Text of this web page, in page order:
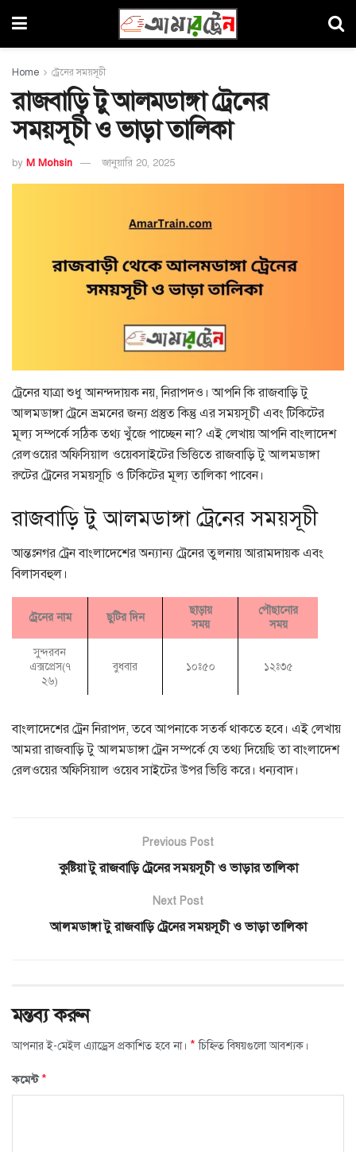
Home ট্রেনের সময়সূচী
রাজবাড়ি টু আলমডাঙ্গা ট্রেনের
সময়সূচী ও ভাড়া তালিকা
by M Mohsin জানুয়ারি 20, 2025
ট্রেনের যাত্রা শুধু আনন্দদায়ক নয়, নিরাপদও। আপনি কি রাজবাড়ি টু
আলমডাঙ্গা ট্রেনে ভ্রমনের জন্য প্রস্তুত কিন্তু এর সময়সূচী এবং টিকিটের
মূল্য সম্পর্কে সঠিক তথ্য খুঁজে পাচ্ছেন না? এই লেখায় আপনি বাংলাদেশ
রেলওয়ের অফিসিয়াল ওয়েবসাইটের ভিত্তিতে রাজবাড়ি টু আলমডাঙ্গা
রুটের ট্রেনের সময়সূচি ও টিকিটের মূল্য তালিকা পাবেন।
রাজবাড়ি টু আলমডাঙ্গা ট্রেনের সময়সূচী
আন্তঃনগর ট্রেন বাংলাদেশের অন্যান্য ট্রেনের তুলনায় আরামদায়ক এবং
বিলাসবহুল।
ট্রেনের নাম ছুটির দিন
ছাড়ায়
সময়
পৌছানোর
সময়
সুন্দরবন
এক্সপ্রেস(৭
২৬)
বুধবার ১০ঃ৫০ ১২ঃ৩৫
বাংলাদেশের ট্রেন নিরাপদ, তবে আপনাকে সতর্ক থাকতে হবে। এই লেখায়
আমরা রাজবাড়ি টু আলমডাঙ্গা ট্রেন সম্পর্কে যে তথ্য দিয়েছি তা বাংলাদেশ
রেলওয়ের অফিসিয়াল ওয়েব সাইটের উপর ভিত্তি করে। ধন্যবাদ।
Previous Post
কুষ্টিয়া টু রাজবাড়ি ট্রেনের সময়সূচী ও ভাড়ার তালিকা
Next Post
আলমডাঙ্গা টু রাজবাড়ি ট্রেনের সময়সূচী ও ভাড়া তালিকা
মন্তব্য করুন
আপনার ই-মেইল এ্যাড্রেস প্রকাশিত হবে না। * চিহ্নিত বিষয়গুলো আবশ্যক।
কমেন্ট*